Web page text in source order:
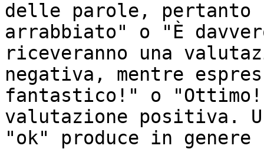
delle parole, pertanto
arrabbiato" o "È
riceveranno una
negativa, mentre
fantastico!" o
valutazione positiva.
"ok" produce in